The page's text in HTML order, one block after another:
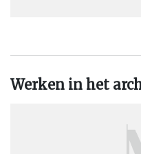
landschapsgenre evenals
geïdealiseerd en
avondstemmingen bij
omstandigheden: nevels,
Werken in het